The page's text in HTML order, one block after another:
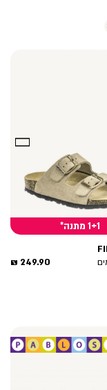
1+1 מתנה*
מחיר
249.90 ₪